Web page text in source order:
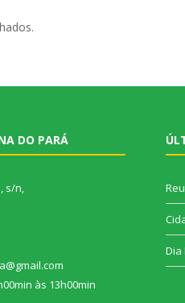
DO PARÁ
s/n,
às 13h00min
Dia